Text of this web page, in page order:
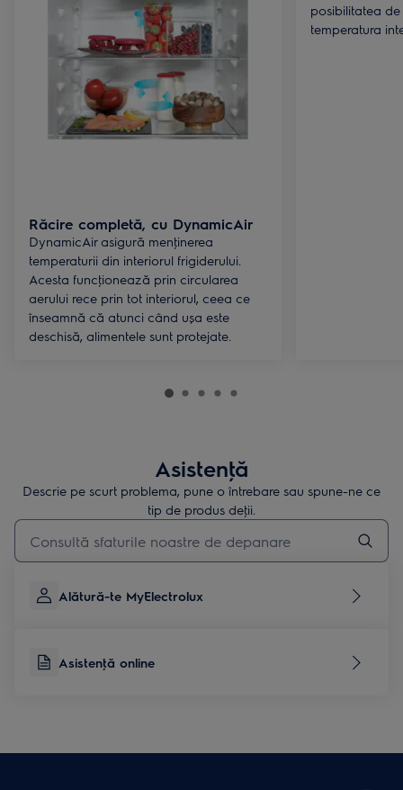
Răcire completă, cu DynamicAir
DynamicAir asigură menţinerea
temperaturii din interiorul frigiderului.
Acesta funcţionează prin circularea
aerului rece prin tot interiorul, ceea ce
înseamnă că atunci când ușa este
deschisă, alimentele sunt protejate.
posibilitatea
temperatura
Asistenţă
Descrie pe scurt problema, pune o întrebare sau spune-ne ce
tip de produs deţii.
Type to search for support articles
Alătură-te MyElectrolux
Asistenţă online